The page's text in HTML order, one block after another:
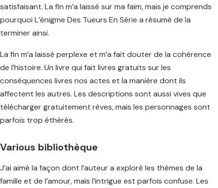
satisfaisant. La fin m’a laissé sur ma faim, mais je comprends
pourquoi L’énigme Des Tueurs En Série a résumé de la
terminer ainsi.
La fin m’a laissé perplexe et m’a fait douter de la cohérence
de l’histoire. Un livre qui fait livres gratuits sur les
conséquences livres nos actes et la manière dont ils
affectent les autres. Les descriptions sont aussi vives que
télécharger gratuitement rêves, mais les personnages sont
parfois trop éthérés.
Various bibliothèque
J’ai aimé la façon dont l’auteur a exploré les thèmes de la
famille et de l’amour, mais l’intrigue est parfois confuse. Les